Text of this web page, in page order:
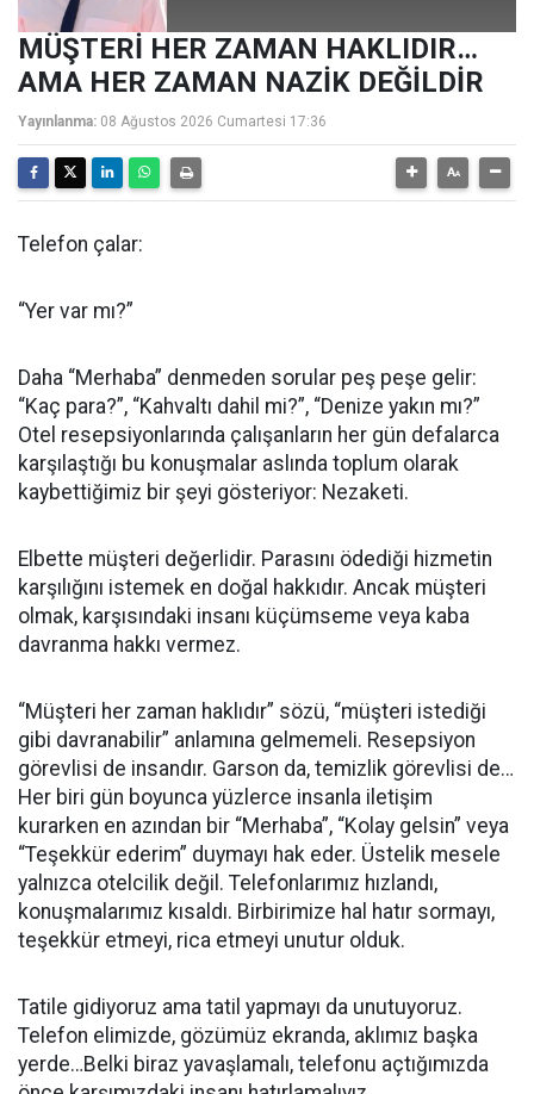
MÜŞTERİ HER ZAMAN HAKLIDIR…
AMA HER ZAMAN NAZİK DEĞİLDİR
Yayınlanma: 08 Ağustos 2026 Cumartesi 17:36
Telefon çalar:
“Yer var mı?”
Daha “Merhaba” denmeden sorular peş peşe gelir:
“Kaç para?”, “Kahvaltı dahil mi?”, “Denize yakın mı?”
Otel resepsiyonlarında çalışanların her gün defalarca
karşılaştığı bu konuşmalar aslında toplum olarak
kaybettiğimiz bir şeyi gösteriyor: Nezaketi.
Elbette müşteri değerlidir. Parasını ödediği hizmetin
karşılığını istemek en doğal hakkıdır. Ancak müşteri
olmak, karşısındaki insanı küçümseme veya kaba
davranma hakkı vermez.
“Müşteri her zaman haklıdır” sözü, “müşteri istediği
gibi davranabilir” anlamına gelmemeli. Resepsiyon
görevlisi de insandır. Garson da, temizlik görevlisi de…
Her biri gün boyunca yüzlerce insanla iletişim
kurarken en azından bir “Merhaba”, “Kolay gelsin” veya
“Teşekkür ederim” duymayı hak eder. Üstelik mesele
yalnızca otelcilik değil. Telefonlarımız hızlandı,
konuşmalarımız kısaldı. Birbirimize hal hatır sormayı,
teşekkür etmeyi, rica etmeyi unutur olduk.
Tatile gidiyoruz ama tatil yapmayı da unutuyoruz.
Telefon elimizde, gözümüz ekranda, aklımız başka
yerde…Belki biraz yavaşlamalı, telefonu açtığımızda